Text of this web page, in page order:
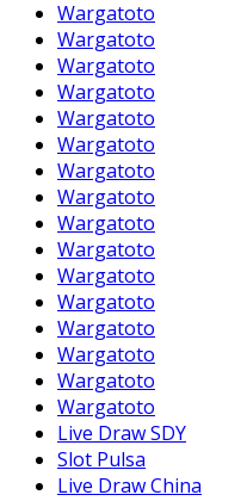
Wargatoto
Wargatoto
Wargatoto
Wargatoto
Wargatoto
Wargatoto
Wargatoto
Wargatoto
Wargatoto
Wargatoto
Wargatoto
Wargatoto
Wargatoto
Wargatoto
Wargatoto
Wargatoto
Live Draw SDY
Slot Pulsa
Live Draw China